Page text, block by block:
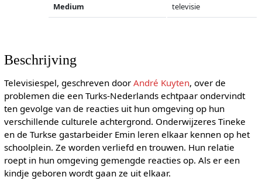
Medium televisie
Beschrijving
Televisiespel, geschreven door André Kuyten, over de
problemen die een Turks-Nederlands echtpaar ondervindt
ten gevolge van de reacties uit hun omgeving op hun
verschillende culturele achtergrond. Onderwijzeres Tineke
en de Turkse gastarbeider Emin leren elkaar kennen op het
schoolplein. Ze worden verliefd en trouwen. Hun relatie
roept in hun omgeving gemengde reacties op. Als er een
kindje geboren wordt gaan ze uit elkaar.